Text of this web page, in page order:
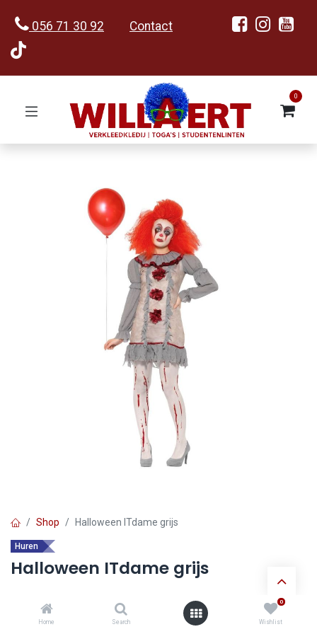
Home Search
0
Wishlist
056 71 30 92 Contact
0
Shop Halloween ITdame grijs
Huren
Halloween ITdame grijs
Ontdek de voordelen van huur verkleedkledij